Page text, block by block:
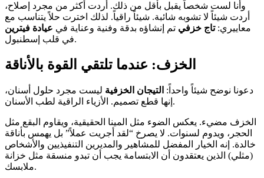
وأنا لست شخصاً يقبل بأقل من ذلك. أردت أكثر من مجرد إصلاح،
أردت شيئاً لا تشوبه شائبة. شيئاً راقياً. لذلك اخترت حلاً يتناسب مع
معاييري:تاج خزفي تم إنشاؤه بدقة وفنية وعناية في عيادة فيترين
في قلب إسطنبول.
الخزف: عندما تلتقي القوة بالأناقة
دعونا نوضح شيئاً واحداً: التيجان الخزفية ليست مجرد حلول أسنان،
إنها قطع تصميم. الأزياء الراقية لطب الأسنان.
الخزف مضيء. يعكس الضوء مثل المينا الحقيقية، ويقاوم البقع مثل
الحجر، ويدوم لسنوات. لا يصرخ “لقد أجريت عملاً” بل يهمس بأناقة
خالدة. إنه الخيار المفضل للمشاهير والمديرين التنفيذيين والأشخاص
(مثلي) الذين يعتقدون أن الابتسامة يجب أن تبدو منسقة مثل خزانة
ملابسك.